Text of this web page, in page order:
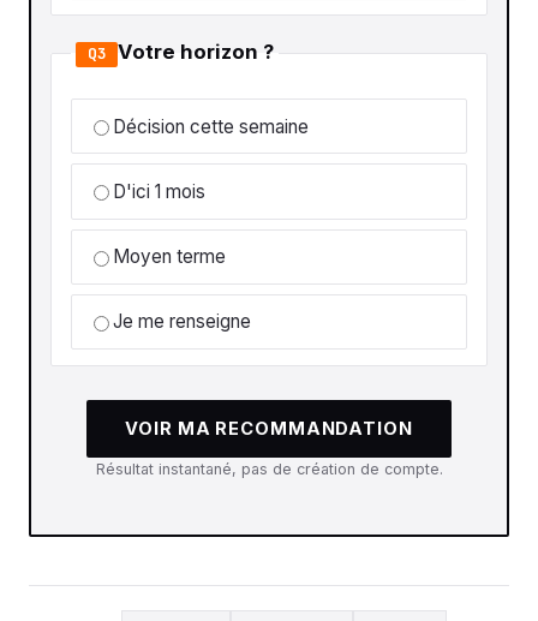
Q3 Votre horizon ?
Décision cette semaine
D'ici 1 mois
Moyen terme
Je me renseigne
VOIR MA RECOMMANDATION
Résultat instantané, pas de création de compte.